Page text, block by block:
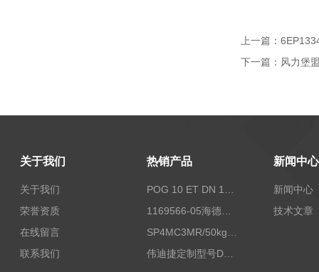
上一篇：
下一篇： 风力堡
关于我们
关于我们
荣誉资质
在线留言
联系我们
热销产品
1169566-05海德汉西门子编码器现货
伟迪捷定制型号DHM506-5000-002
新闻中心
新闻中心
技术文章